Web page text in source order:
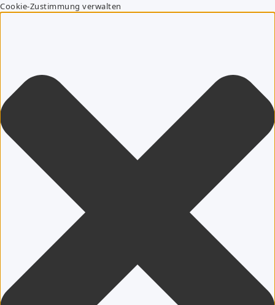
Cookie-Zustimmung verwalten